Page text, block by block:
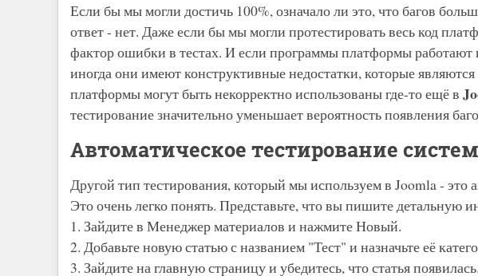
Если бы мы могли достичь 100%, означало ли это, что багов
ответ - нет. Даже если бы мы могли протестировать весь код
фактор ошибки в тестах. И если программы платформы работают
иногда они имеют конструктивные недостатки, которые
платформы могут быть некорректно использованы где-то ещё в
тестирование значительно уменьшает вероятность появления
Автоматическое тестирование
Другой тип тестирования, который мы используем в Joomla - это
Это очень легко понять. Представьте, что вы пишите детальную
1. Зайдите в Менеджер материалов и нажмите Новый.
2. Добавьте новую статью с названием "Тест" и назначьте её
3. Зайдите на главную страницу и убедитесь, что статья появилась.